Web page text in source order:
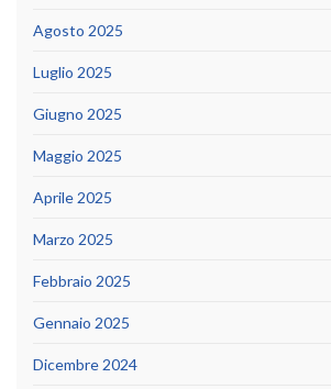
Agosto 2025
Luglio 2025
Giugno 2025
Maggio 2025
Aprile 2025
Marzo 2025
Febbraio 2025
Gennaio 2025
Dicembre 2024